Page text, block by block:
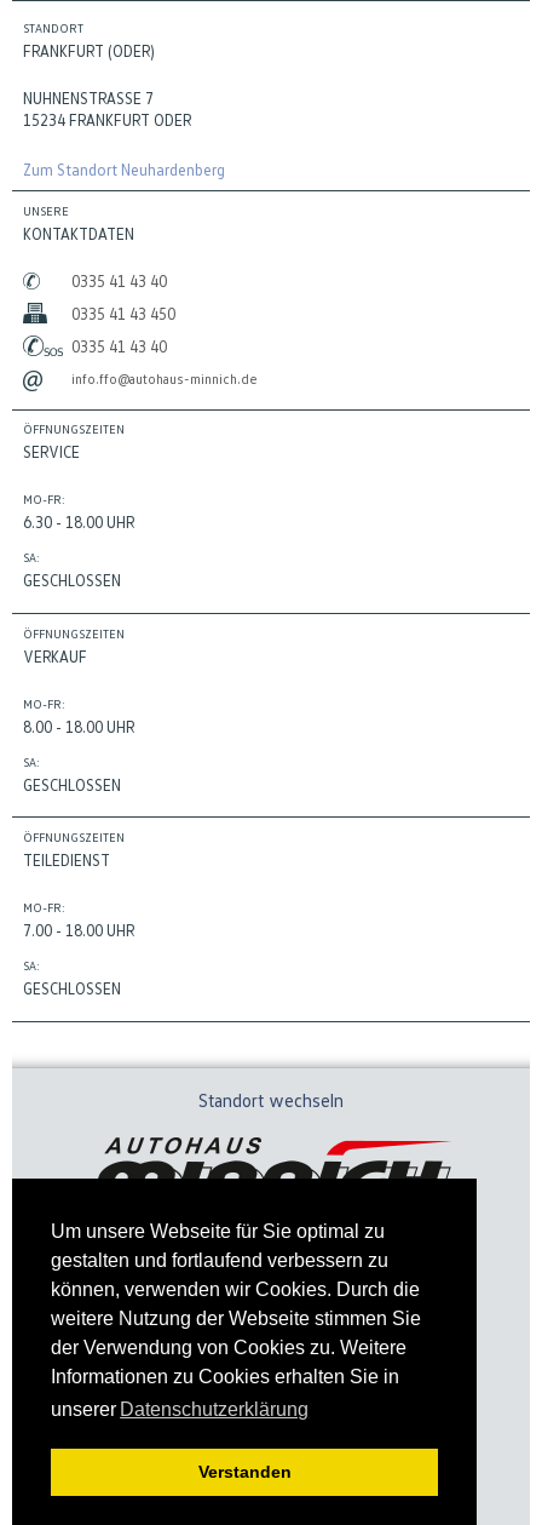
Um unsere Webseite für Sie optimal zu
gestalten und fortlaufend verbessern zu
können, verwenden wir Cookies. Durch die
weitere Nutzung der Webseite stimmen Sie
der Verwendung von Cookies zu. Weitere
Informationen zu Cookies erhalten Sie in
unserer Datenschutzerklärung
Verstanden
STANDORT
FRANKFURT (ODER)
NUHNENSTRASSE 7
15234 FRANKFURT ODER
Zum Standort Neuhardenberg
UNSERE
KONTAKTDATEN
0335 41 43 40
0335 41 43 450
0335 41 43 40
info.ffo@autohaus-minnich.de
ÖFFNUNGSZEITEN
SERVICE
MO-FR:
6.30 - 18.00 UHR
SA:
GESCHLOSSEN
ÖFFNUNGSZEITEN
VERKAUF
MO-FR:
8.00 - 18.00 UHR
SA:
GESCHLOSSEN
ÖFFNUNGSZEITEN
TEILEDIENST
MO-FR:
7.00 - 18.00 UHR
SA:
GESCHLOSSEN
Standort wechseln
Impressum Datenschutz